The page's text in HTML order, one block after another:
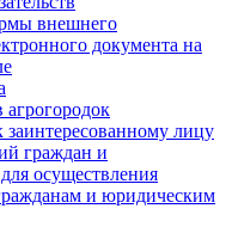
внешнего
документа на
агрогородок
заинтересованному лицу
граждан и
осуществления
и юридическим